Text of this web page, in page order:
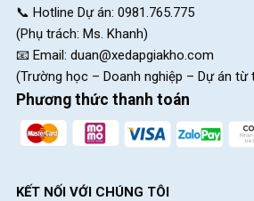
📞 Hotline Dự án: 0981.765.775
(Phụ trách: Ms. Khanh)
📧 Email: duan@xedapgiakho.com
(Trường học – Doanh nghiệp – Dự án từ
Phương thức thanh toán
KẾT NỐI VỚI CHÚNG TÔI